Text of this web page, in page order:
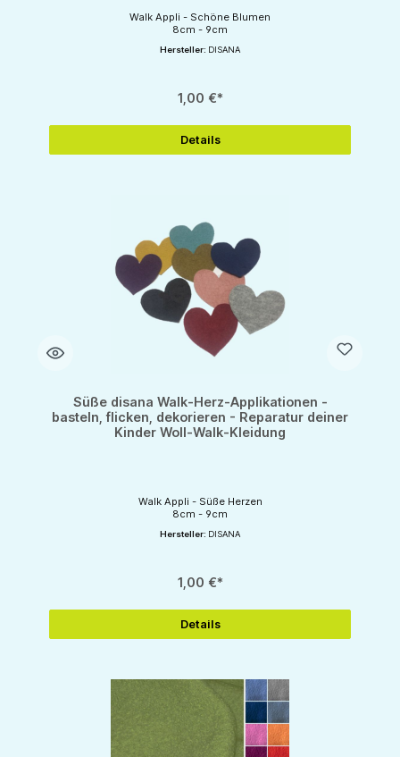
Walk Appli - Schöne Blumen
8cm - 9cm
Hersteller: DISANA
1,00 €*
Details
Süße disana Walk-Herz-Applikationen -
basteln, flicken, dekorieren - Reparatur deiner
Kinder Woll-Walk-Kleidung
Walk Appli - Süße Herzen
8cm - 9cm
Hersteller: DISANA
1,00 €*
Details